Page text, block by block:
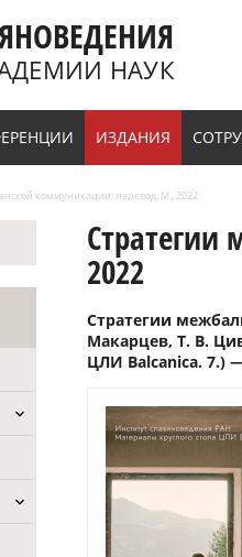
НАУК
ИЗДАНИЯ
коммуникации: перевод. М., 2022
2022
Стратегии
Макарцев, Т. В.
ЦЛИ Balcanica. 7.)